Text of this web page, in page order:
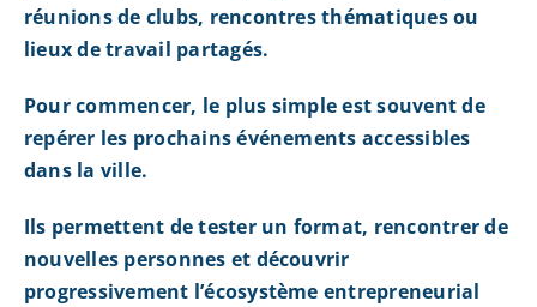
réunions de clubs, rencontres thématiques ou
lieux de travail partagés.
Pour commencer, le plus simple est souvent de
repérer les prochains événements accessibles
dans la ville.
Ils permettent de tester un format, rencontrer de
nouvelles personnes et découvrir
progressivement l’écosystème entrepreneurial